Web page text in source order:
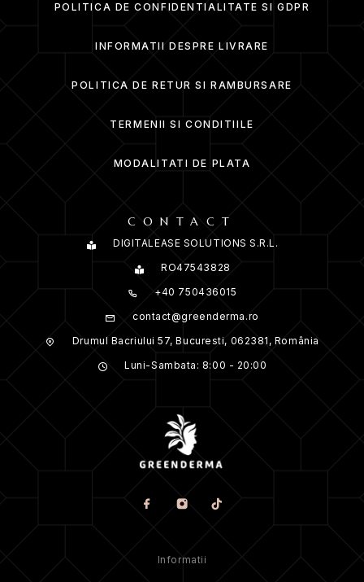
POLITICA DE CONFIDENTIALITATE SI GDPR
INFORMATII DESPRE LIVRARE
POLITICA DE RETUR SI RAMBURSARE
TERMENII SI CONDITIILE
MODALITATI DE PLATA
CONTACT
DIGITALEASE SOLUTIONS S.R.L.
RO47543828
+40 750436015
contact@greenderma.ro
Drumul Bacriului 57, Bucuresti, 062381, România
Luni-Sambata: 8:00 - 20:00
Informatii